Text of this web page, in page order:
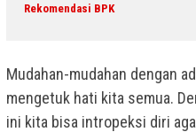
Rekomendasi BPK
Mudahan-mudahan dengan
mengetuk hati kita semua.
ini kita bisa intropeksi diri